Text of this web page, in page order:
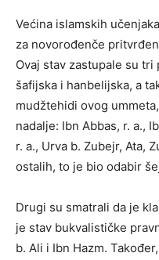
Većina islamskih
za novorođenče
Ovaj stav zastupale su
šafijska i hanbelijska, a
mudžtehidi ovog
nadalje: Ibn Abbas, r. a.,
r. a., Urva b. Zubejr, Ata,
ostalih, to je bio odabir
Drugi su smatrali da je
je stav bukvalističke
b. Ali i Ibn Hazm.